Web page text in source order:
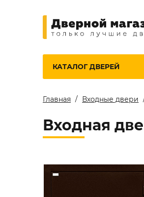
КАТАЛОГДВЕРЕЙ
Главная Входные двери
Входная